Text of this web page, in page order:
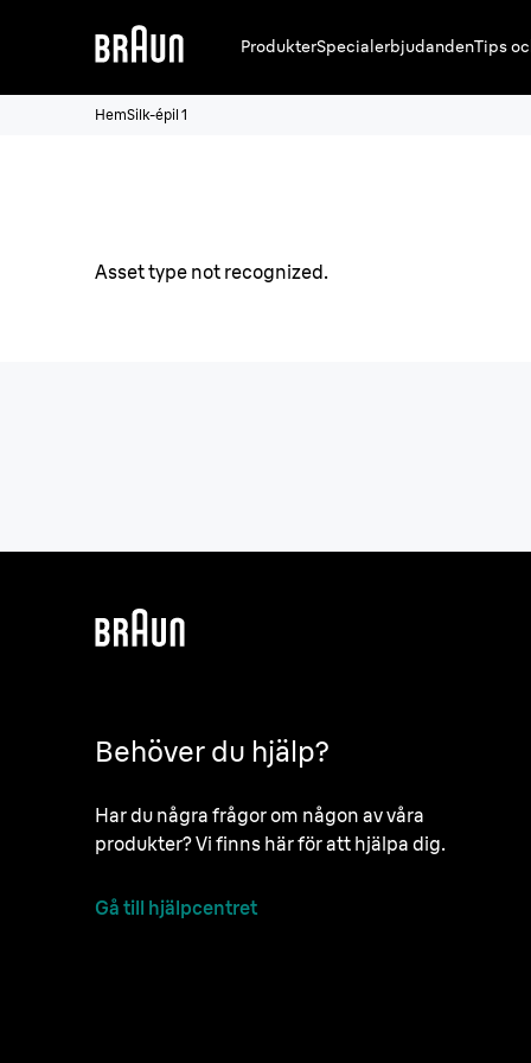
ProdukterSpecialerbjudandenTips
HemSilk-épil 1
Asset type not recognized.
Behöver du hjälp?
Har du några frågor om någon av våra
produkter? Vi finns här för att hjälpa dig.
Gå till hjälpcentret